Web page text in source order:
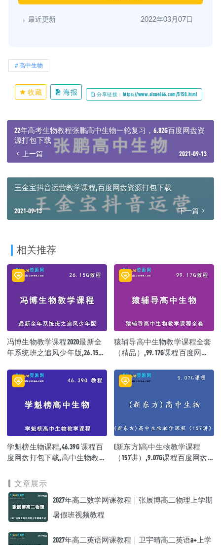
│ ├─ 06.1【核心知识】DNA&RNA.mp4
├─ 07【有机物——糖类和脂质】
│ └─ 08.【核心知识】细胞壁.mp4
├─ 09【细胞膜】
│ ├─ 09.2【核心知识】细胞膜功能.mp4
│ ├─ 09.3【核心知识】生物膜系统.mp4
│ ├─ 10.1【核心知识】六体一网一泡.mp4
│ └─ 10.2【技巧拔高】细胞器的密切合作.mp4
├─ 11.【细胞核】
│ └─ 11.【核心知识】细胞核结构与功能.mp4
├─ 12.【物质的跨膜运输】
├─ 13.【质壁分离】
│ ├─ 13.1【核心知识】细胞的吸水和失水.mp4
│ └─ 13.2【技巧拔高】质壁分离拔高讲解.mp4
├─ 14.【生物膜的流动镶嵌模型】
│ ├─ 15.1【核心知识】酶的特性.mp4
│ ├─ 15.2【技巧拔高】与酶相关曲线.mp4
│ ├─ 15.3【技巧拔高】酶的抑制剂.mp4
│ └─ 15.4【技巧拔高】酶的拓展.mp4
│ ├─ 16.1【核心知识】ATP.mp4
│ └─ 16.2【技巧拔高】ATP的结构与RNA的关系.mp4
│ ├─ 17.1【核心知识】有氧呼吸.mp4
│ ├─ 17.2【核心知识】无氧呼吸.mp4
│ ├─ 17.3【拔高技巧】呼吸综合.mp4
│ ├─ 17.4【拔高技巧】呼吸计算.mp4
│ └─ 17.6【拔高技巧】呼吸曲线.mp4
├─ 18.【光合作用】
│ ├─ 18.1【核心知识】光合作用过程.mp4
│ ├─ 18.3【拔高技巧】光合作用曲线.mp4
│ ├─ 18.5【拔高技巧】光合作用计算.mp4
│ └─ 18.6【技巧拔高】光合作用液滴移动问题.mp4
├─ 19.【有丝分裂】
│ ├─ 19.1【核心知识】细胞周期.mp4
│ ├─ 19.2【核心知识】有丝分裂.mp4
│ └─ 19.4【核心知识】无丝分裂.mp4
├─ 20.【细胞的分化】
│ └─ 20.【核心知识】细胞的分化.mp4
├─ 21.【细胞的衰老于凋亡】
│ └─ 21.【核心知识】细胞的衰老和凋亡.mp4
│ └─ 22.【核心知识】细胞的癌变.mp4
最近更新 2022年03月07日
高中生物
收藏 海报 分享链接：https://www.aixue666.com/5150.html
22年高考生物教程张鹏高中生物一轮复习，6.82G百度网盘资
源打包下载
上一篇 2021-09-13
王金宝抖音运营教学课程,百度网盘资源打包下载
2021-09-13 下一篇
相关推荐
冯博生物教学课程2020最新全
年系统班之追风少年版,26.15G
猿辅导高中生物教学课程全套
（精品）,99.17G课程百度网盘
学魁榜生物课程,46.39G 课程百
度网盘打包下载,高中生物教学
(新东方)高中生物教学课程
（157讲）,9.07G课程百度网盘
文章展示
2027年高二数学网课教程｜张展博高二物理上学期
暑假班视频教程
2027年高二英语网课教程｜卫宇晴高二英语a+上学